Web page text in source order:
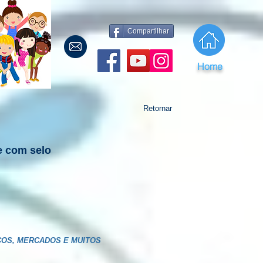
Compartilhar
Home
Retornar
com selo
MERCADOS E MUITOS